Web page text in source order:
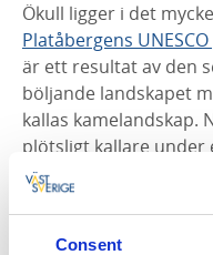
Consent
Ökull ligger i det
Platåbergens
är ett resultat av den
böljande landskapet
kallas kamelandskap.
plötsligt kallare
avsmältningen
område en längre tid